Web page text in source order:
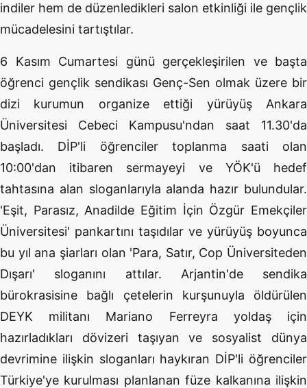
indiler hem de düzenledikleri salon etkinliği ile gençlik
mücadelesini tartıştılar.
6 Kasım Cumartesi günü gerçekleşirilen ve başta
öğrenci gençlik sendikası Genç-Sen olmak üzere bir
dizi kurumun organize ettiği yürüyüş Ankara
Üniversitesi Cebeci Kampusu'ndan saat 11.30'da
başladı. DİP'li öğrenciler toplanma saati olan
10:00'dan itibaren sermayeyi ve YÖK'ü hedef
tahtasına alan sloganlarıyla alanda hazır bulundular.
'Eşit, Parasız, Anadilde Eğitim İçin Özgür Emekçiler
Üniversitesi' pankartını taşıdılar ve yürüyüş boyunca
bu yıl ana şiarları olan 'Para, Satır, Cop Üniversiteden
Dışarı' sloganını attılar. Arjantin'de sendika
bürokrasisine bağlı çetelerin kurşunuyla öldürülen
DEYK militanı Mariano Ferreyra yoldaş için
hazırladıkları dövizeri taşıyan ve sosyalist dünya
devrimine ilişkin sloganları haykıran DİP'li öğrenciler
Türkiye'ye kurulması planlanan füze kalkanına ilişkin